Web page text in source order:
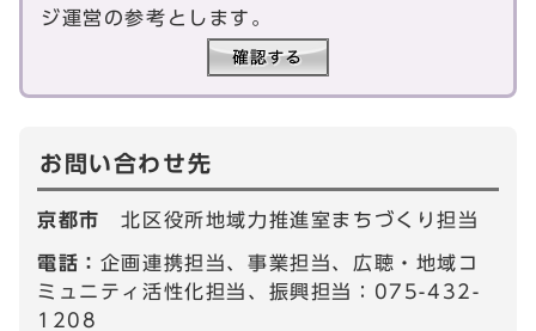
ジ運営の参考とします。
お問い合わせ先
京都市北区役所地域力推進室まちづくり担当
電話： 企画連携担当、事業担当、広聴・地域コ
ミュニティ活性化担当、振興担当：075-432-
1208